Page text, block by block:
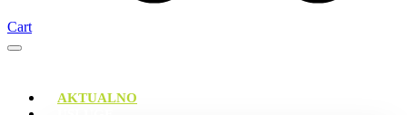
Cart
AKTUALNO